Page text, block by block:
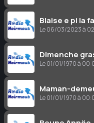
Blaise e pi la
Le 06/03/2023 à
Dimenche
Le 01/01/1970 à
Maman-
Le 01/01/1970 à